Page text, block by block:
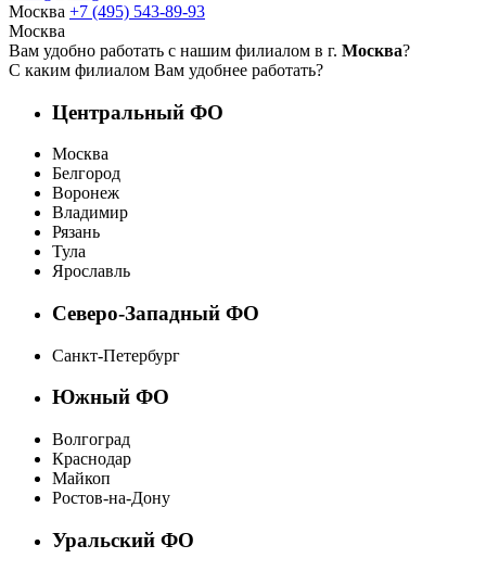
Москва +7 (495) 543-89-93
Москва
Вам удобно работать с нашим филиалом в г. Москва?
С каким филиалом Вам удобнее работать?
Центральный ФО
Москва
Белгород
Воронеж
Владимир
Рязань
Тула
Ярославль
Северо-Западный ФО
Санкт-Петербург
Южный ФО
Волгоград
Краснодар
Майкоп
Ростов-на-Дону
Уральский ФО